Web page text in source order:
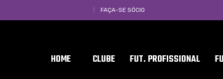
FAÇA-SE SÓCIO
HOME CLUBE FUT. PROFISSIONAL